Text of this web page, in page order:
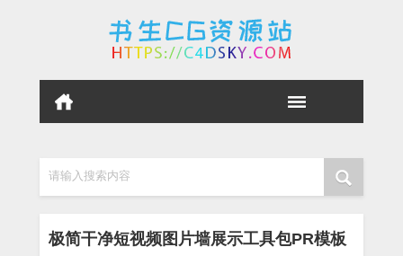
请输入搜索内容
极简干净短视频图片墙展示工具包PR模板